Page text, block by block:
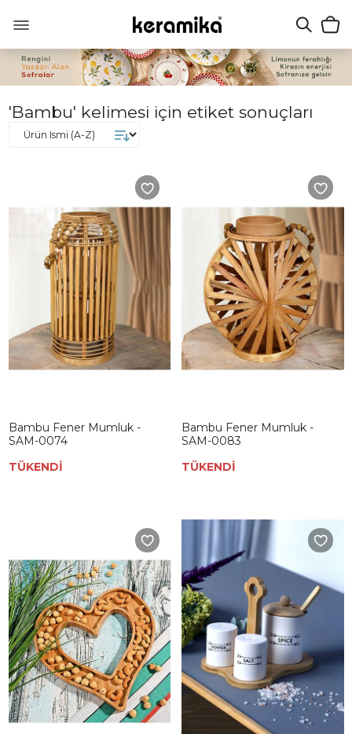
'Bambu' kelimesi için etiket sonuçları
Bambu Fener Mumluk -
SAM-0074
TÜKENDİ
Bambu Fener Mumluk -
SAM-0083
TÜKENDİ